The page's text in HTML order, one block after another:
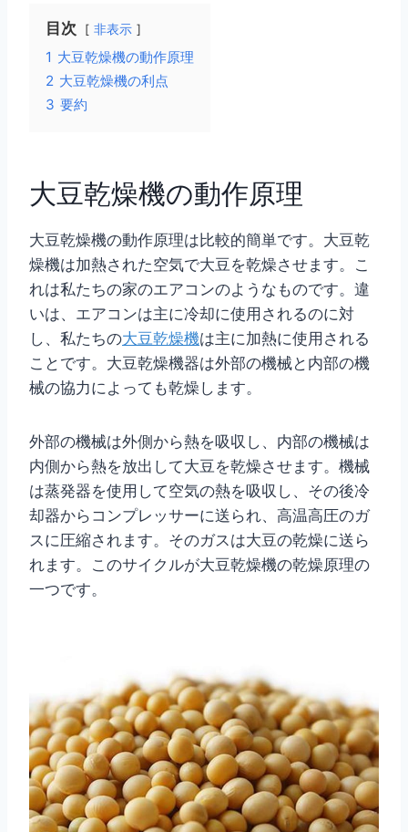
目次 非表示
1 大豆乾燥機の動作原理
2 大豆乾燥機の利点
3 要約
大豆乾燥機の動作原理
大豆乾燥機の動作原理は比較的簡単です。大豆乾
燥機は加熱された空気で大豆を乾燥させます。こ
れは私たちの家のエアコンのようなものです。違
いは、エアコンは主に冷却に使用されるのに対
し、私たちの大豆乾燥機は主に加熱に使用される
ことです。大豆乾燥機器は外部の機械と内部の機
械の協力によっても乾燥します。
外部の機械は外側から熱を吸収し、内部の機械は
内側から熱を放出して大豆を乾燥させます。機械
は蒸発器を使用して空気の熱を吸収し、その後冷
却器からコンプレッサーに送られ、高温高圧のガ
スに圧縮されます。そのガスは大豆の乾燥に送ら
れます。このサイクルが大豆乾燥機の乾燥原理の
一つです。